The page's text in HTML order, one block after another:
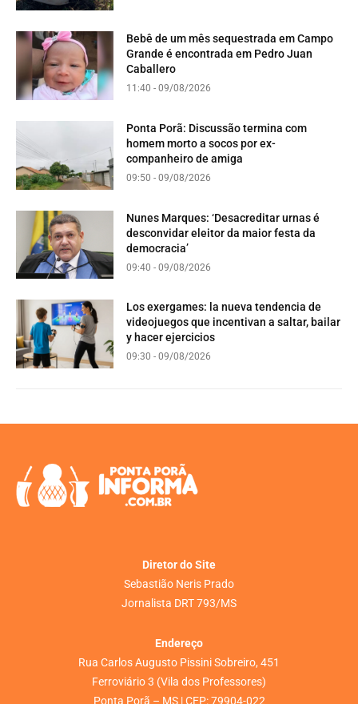
Bebê de um mês sequestrada em Campo
Grande é encontrada em Pedro Juan
Caballero
11:40 - 09/08/2026
Ponta Porã: Discussão termina com
homem morto a socos por ex-
companheiro de amiga
09:50 - 09/08/2026
Nunes Marques: ‘Desacreditar urnas é
desconvidar eleitor da maior festa da
democracia’
09:40 - 09/08/2026
Los exergames: la nueva tendencia de
videojuegos que incentivan a saltar, bailar
y hacer ejercicios
09:30 - 09/08/2026
Diretor do Site
Sebastião Neris Prado
Jornalista DRT 793/MS
Endereço
Rua Carlos Augusto Pissini Sobreiro, 451
Ferroviário 3 (Vila dos Professores)
Ponta Porã – MS | CEP: 79904-022